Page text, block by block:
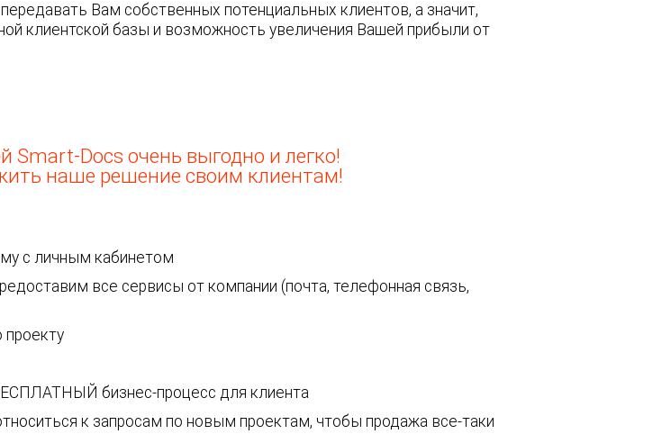
Вам собственных потенциальных клиентов, а значит,
клиентской базы и возможность увеличения Вашей прибыли от
Smart-Docs очень выгодно и легко!
наше решение своим клиентам!
с личным кабинетом
все сервисы от компании (почта, телефонная связь,
бизнес-процесс для клиента
к запросам по новым проектам, чтобы продажа все-таки